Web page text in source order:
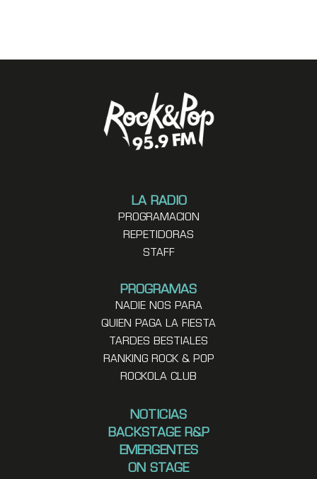
LA RADIO
PROGRAMACION
REPETIDORAS
STAFF
PROGRAMAS
NADIE NOS PARA
QUIEN PAGA LA FIESTA
TARDES BESTIALES
RANKING ROCK & POP
ROCKOLA CLUB
NOTICIAS
BACKSTAGE R&P
EMERGENTES
ON STAGE